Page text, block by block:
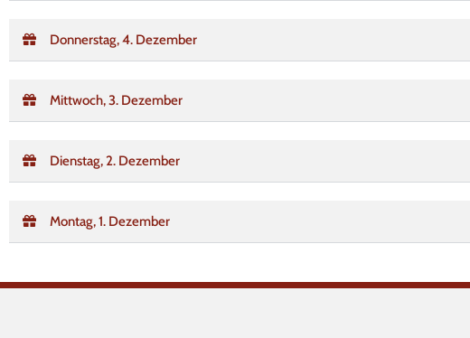
Donnerstag, 4. Dezember
Mittwoch, 3. Dezember
Dienstag, 2. Dezember
Montag, 1. Dezember